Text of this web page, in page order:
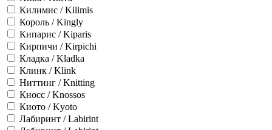
Килимис / Kilimis
Король / Kingly
Кипарис / Kiparis
Кирпичи / Kirpichi
Кладка / Kladka
Клинк / Klink
Ниттинг / Knitting
Кносс / Knossos
Киото / Kyoto
Лабиринт / Labirint